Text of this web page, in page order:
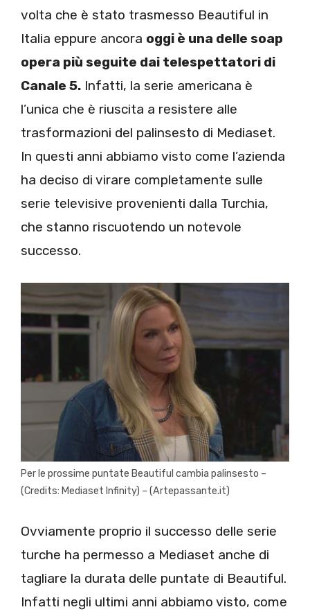
volta che è stato trasmesso Beautiful in
Italia eppure ancora oggi è una delle soap
opera più seguite dai telespettatori di
Canale 5. Infatti, la serie americana è
l’unica che è riuscita a resistere alle
trasformazioni del palinsesto di Mediaset.
In questi anni abbiamo visto come l’azienda
ha deciso di virare completamente sulle
serie televisive provenienti dalla Turchia,
che stanno riscuotendo un notevole
successo.
Per le prossime puntate Beautiful cambia palinsesto –
(Credits: Mediaset Infinity) – (Artepassante.it)
Ovviamente proprio il successo delle serie
turche ha permesso a Mediaset anche di
tagliare la durata delle puntate di Beautiful.
Infatti negli ultimi anni abbiamo visto, come